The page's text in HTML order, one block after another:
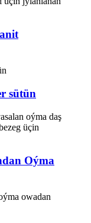
sütün
Oýma